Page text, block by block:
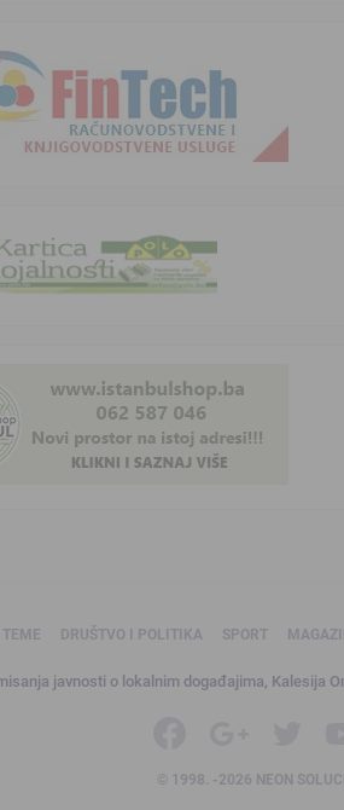
DRUŠTVO I POLITIKA SPORT
javnosti o lokalnim događajima, Kalesija
© 1998. -2026 NEON